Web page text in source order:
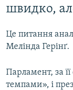
швидко,
Це питання
Мелінда Герінґ.
Парламент, за
темпами», і